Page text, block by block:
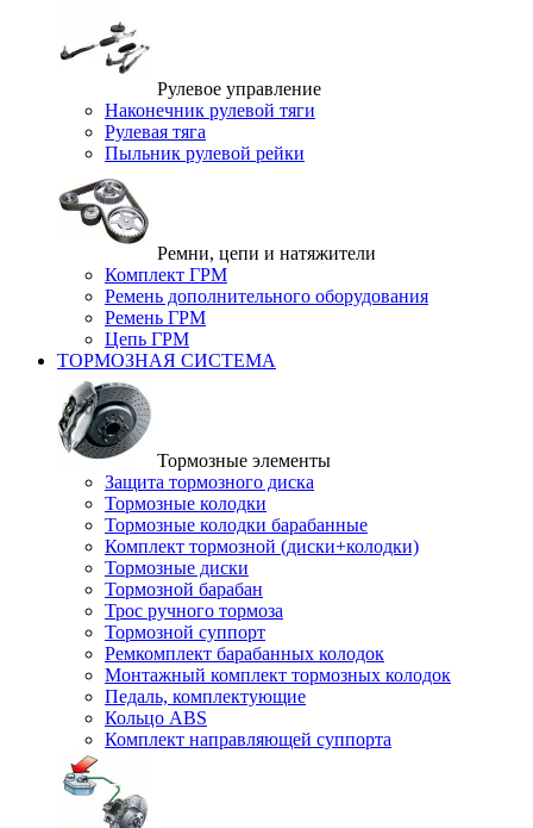
Рулевое управление
Наконечник рулевой тяги
Рулевая тяга
Пыльник рулевой рейки
Ремни, цепи и натяжители
Комплект ГРМ
Ремень дополнительного оборудования
Ремень ГРМ
Цепь ГРМ
ТОРМОЗНАЯ СИСТЕМА
Тормозные элементы
Защита тормозного диска
Тормозные колодки
Тормозные колодки барабанные
Комплект тормозной (диски+колодки)
Тормозные диски
Тормозной барабан
Трос ручного тормоза
Тормозной суппорт
Ремкомплект барабанных колодок
Монтажный комплект тормозных колодок
Педаль, комплектующие
Кольцо ABS
Комплект направляющей суппорта